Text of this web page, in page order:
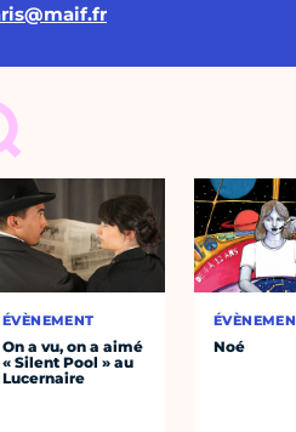
ÉVÈNEMENT
On a vu, on a aimé
« Silent Pool » au
Lucernaire
Noé